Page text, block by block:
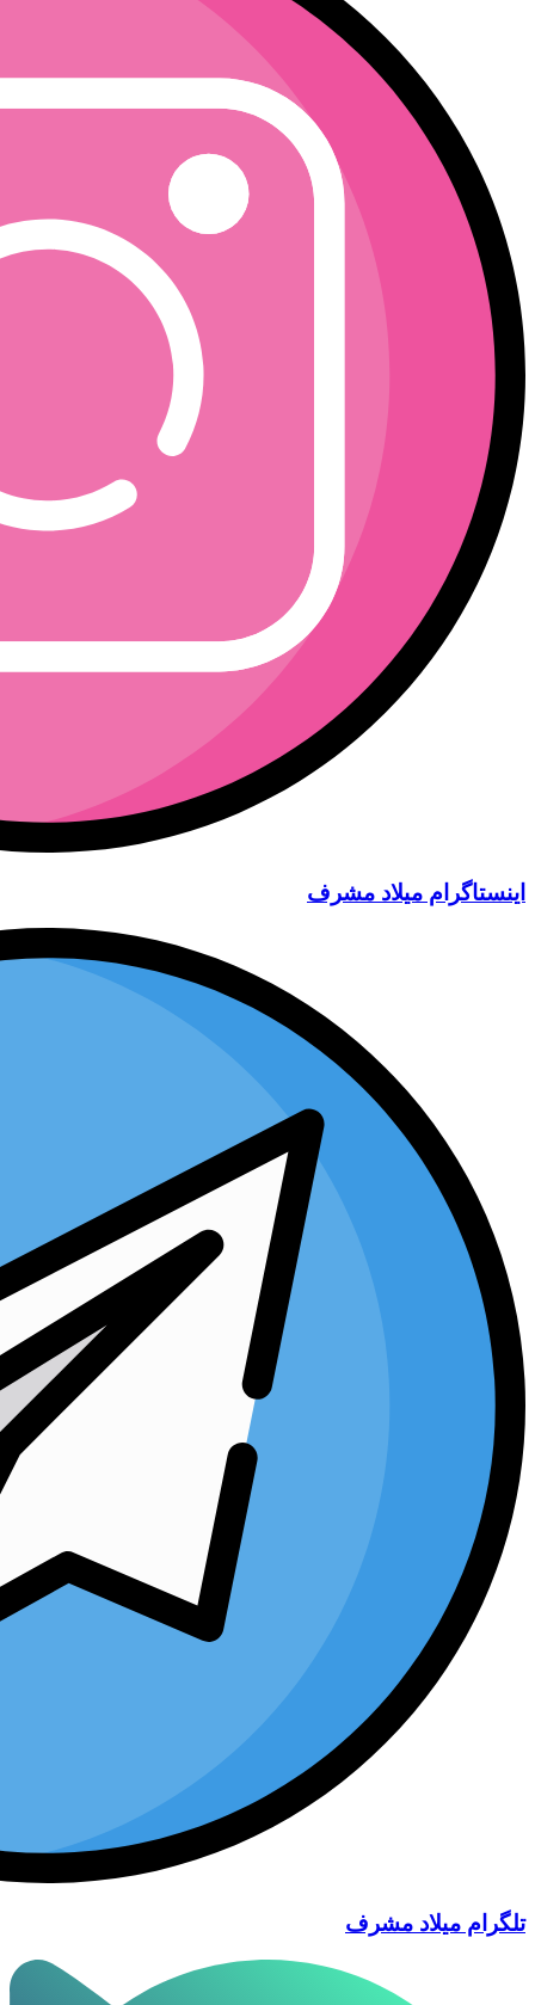
اینستاگرام میلاد مشرف
تلگرام میلاد مشرف